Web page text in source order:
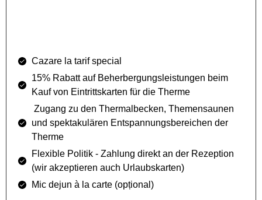
Cazare la tarif special
15% Rabatt auf Beherbergungsleistungen beim
Kauf von Eintrittskarten für die Therme
Zugang zu den Thermalbecken, Themensaunen
und spektakulären Entspannungsbereichen der
Therme
Flexible Politik - Zahlung direkt an der Rezeption
(wir akzeptieren auch Urlaubskarten)
Mic dejun à la carte (opțional)